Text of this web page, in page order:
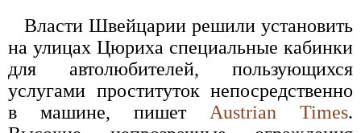
Власти Швейцарии решили установить
на улицах Цюриха специальные кабинки
для автолюбителей, пользующихся
услугами проституток непосредственно
в машине, пишет Austrian Times.